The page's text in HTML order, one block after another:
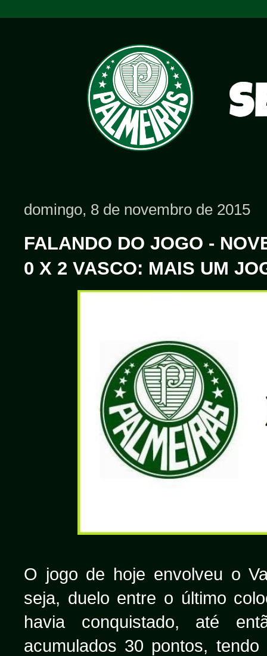
domingo, 8 de novembro de 2015
FALANDO DO JOGO -
0 X 2 VASCO: MAIS UM
O jogo de hoje envolveu o
seja, duelo entre o último
havia conquistado, até
acumulados 30 pontos,